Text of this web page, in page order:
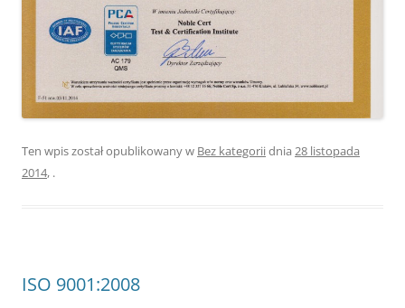
Ten wpis został opublikowany w Bez kategoriidnia 28 listopada
2014, .
ISO 9001:2008